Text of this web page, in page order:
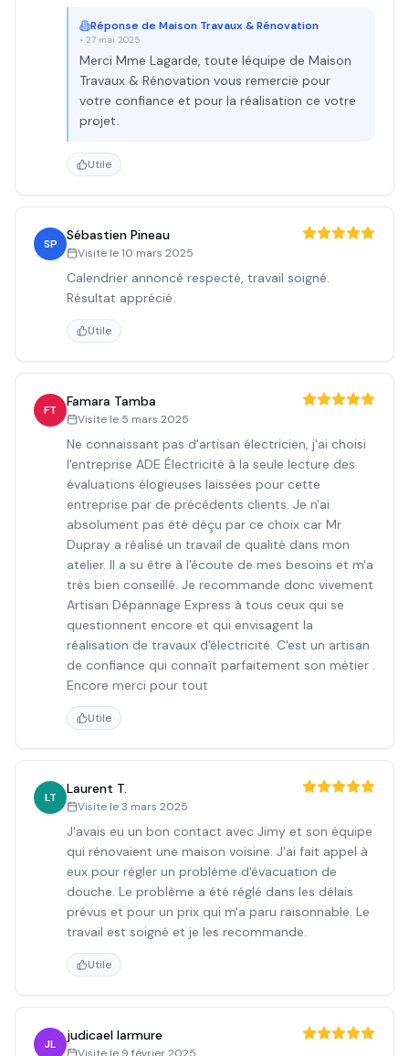
Réponse de Maison Travaux & Rénovation
• 27 mai 2025
Merci Mme Lagarde, toute léquipe de Maison
Travaux & Rénovation vous remercie pour
votre confiance et pour la réalisation ce votre
projet.
Utile
SP
Sébastien Pineau
Visite le10 mars 2025
Calendrier annoncé respecté, travail soigné.
Résultat apprécié.
Utile
FT
Famara Tamba
Visite le 5 mars 2025
Ne connaissant pas d'artisan électricien, j'ai choisi
l'entreprise ADE Électricité à la seule lecture des
évaluations élogieuses laissées pour cette
entreprise par de précédents clients. Je n'ai
absolument pas été déçu par ce choix car Mr
Dupray a réalisé un travail de qualité dans mon
atelier. Il a su être à l'écoute de mes besoins et m'a
très bien conseillé. Je recommande donc vivement
Artisan Dépannage Express à tous ceux qui se
questionnent encore et qui envisagent la
réalisation de travaux d'électricité. C'est un artisan
de confiance qui connaît parfaitement son métier .
Encore merci pour tout
Utile
LT
Laurent T.
Visite le3 mars 2025
J'avais eu un bon contact avec Jimy et son équipe
qui rénovaient une maison voisine. J'ai fait appel à
eux pour régler un problème d'évacuation de
douche. Le problème a été réglé dans les délais
prévus et pour un prix qui m'a paru raisonnable. Le
travail est soigné et je les recommande.
Utile
JL
judicael larmure